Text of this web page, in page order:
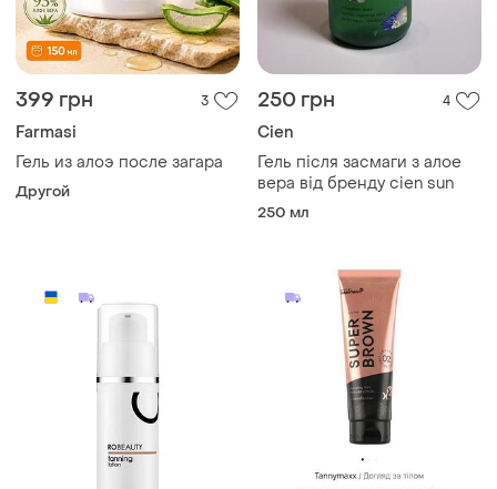
399 грн 3
Farmasi
Гель из алоэ после загара
Другой
250 грн 4
Cien
Гель після засмаги з алое
вера від бренду cien sun
250 мл